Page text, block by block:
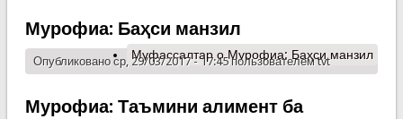
Мурофиа: Баҳси манзил
Опубликовано ср, 29/03/2017 - 17:45 пользователемtvt
Муфассалтар о Мурофиа: Баҳси манзил
Мурофиа: Таъмини алимент ба